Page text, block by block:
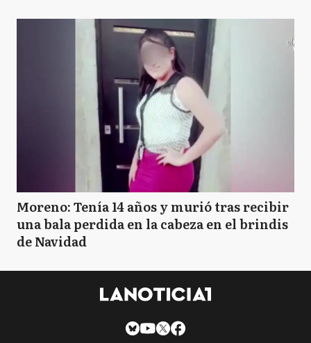
Moreno: Tenía 14 años y murió tras recibir
una bala perdida en la cabeza en el brindis
de Navidad